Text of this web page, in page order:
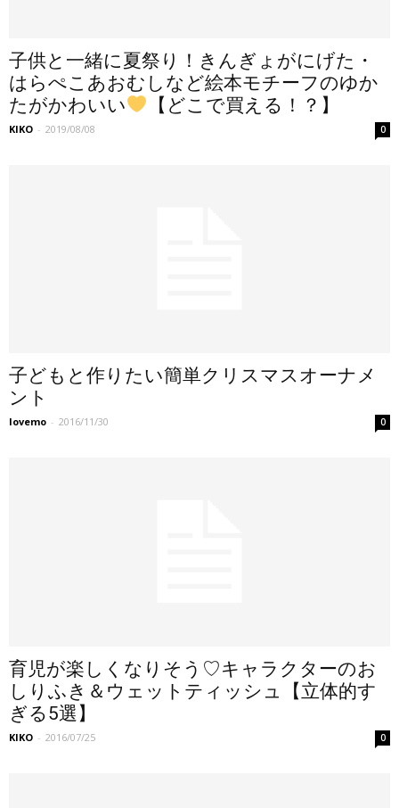
子供と一緒に夏祭り！きんぎょがにげた・
はらぺこあおむしなど絵本モチーフのゆか
たがかわいい
【どこで買える！？】
KIKO - 2019/08/08 0
子どもと作りたい簡単クリスマスオーナメ
ント
lovemo - 2016/11/30 0
育児が楽しくなりそう♡キャラクターのお
しりふき＆ウェットティッシュ【立体的す
ぎる5選】
KIKO - 2016/07/25 0